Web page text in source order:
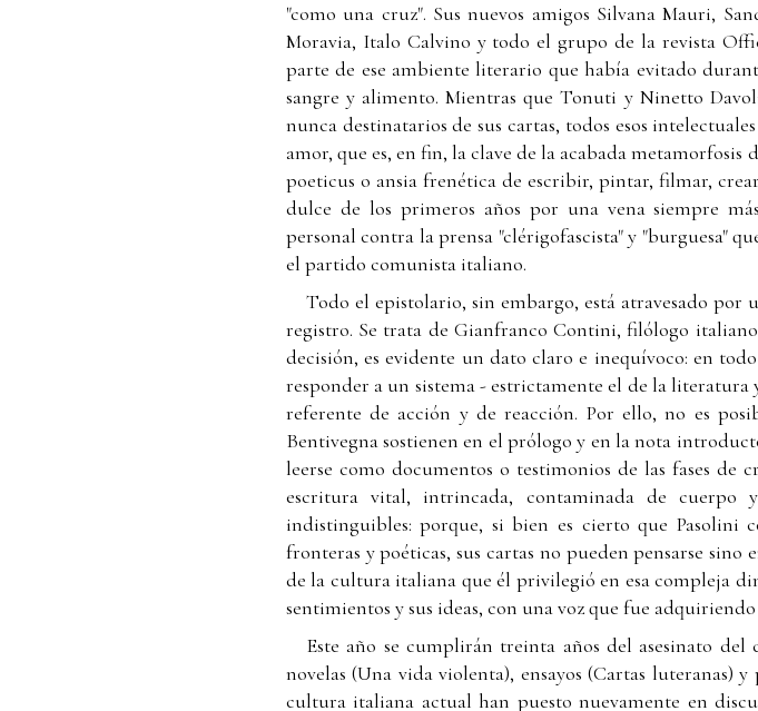
"como una cruz". Sus nuevos amigos Silvana Mauri,
Moravia, Italo Calvino y todo el grupo de la revista
parte de ese ambiente literario que había evitado
sangre y alimento. Mientras que Tonuti y Ninetto
nunca destinatarios de sus cartas, todos esos
amor, que es, en fin, la clave de la acabada
poeticus o ansia frenética de escribir, pintar, filmar,
dulce de los primeros años por una vena siempre
personal contra la prensa "clérigofascista" y "burguesa"
el partido comunista italiano.
Todo el epistolario, sin embargo, está atravesado
registro. Se trata de Gianfranco Contini, filólogo
decisión, es evidente un dato claro e inequívoco: en
responder a un sistema - estrictamente el de la
referente de acción y de reacción. Por ello, no es
Bentivegna sostienen en el prólogo y en la nota
leerse como documentos o testimonios de las fases
escritura vital, intrincada, contaminada de
indistinguibles: porque, si bien es cierto que Pasolini
fronteras y poéticas, sus cartas no pueden pensarse
de la cultura italiana que él privilegió en esa compleja
sentimientos y sus ideas, con una voz que fue
Este año se cumplirán treinta años del asesinato del
novelas (Una vida violenta), ensayos (Cartas luteranas)
cultura italiana actual han puesto nuevamente en